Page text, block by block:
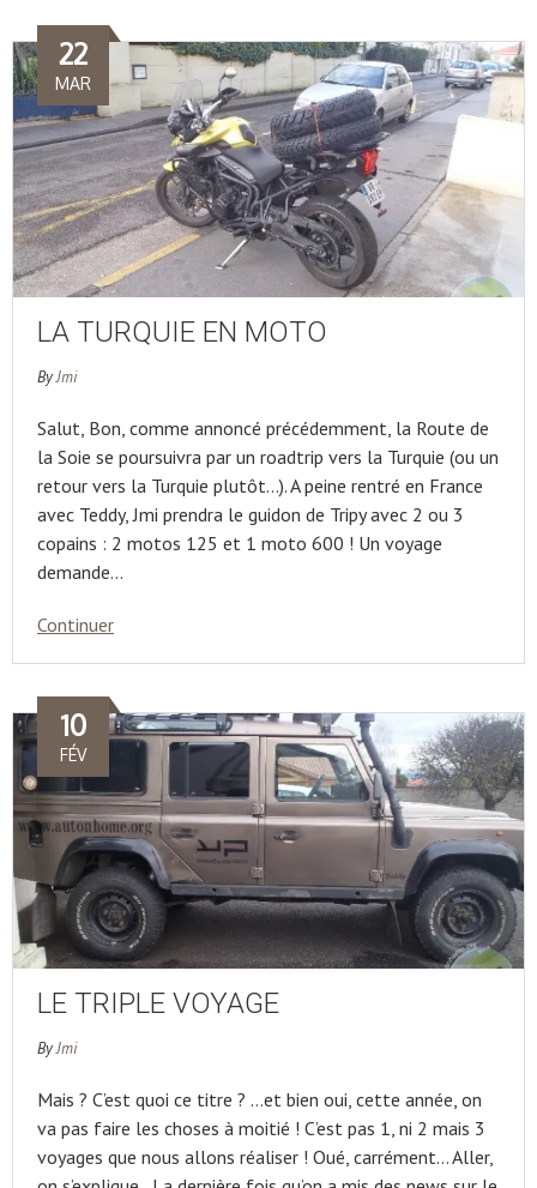
LA TURQUIE EN MOTO
22
MAR
ByJmi
Salut, Bon, comme annoncé précédemment, la Route de
la Soie se poursuivra par un roadtrip vers la Turquie (ou un
retour vers la Turquie plutôt…). A peine rentré en France
avec Teddy, Jmi prendra le guidon de Tripy avec 2 ou 3
copains : 2 motos 125 et 1 moto 600 ! Un voyage
demande…
Continuer
LE TRIPLE VOYAGE
10
FÉV
ByJmi
Mais ? C’est quoi ce titre ? …et bien oui, cette année, on
va pas faire les choses à moitié ! C’est pas 1, ni 2 mais 3
voyages que nous allons réaliser ! Oué, carrément… Aller,